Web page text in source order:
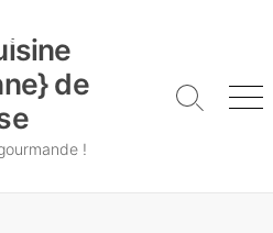
de
!
Search